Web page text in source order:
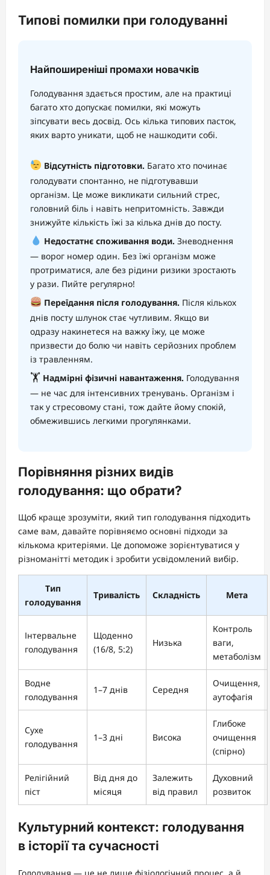
Типові помилки при голодуванні
Найпоширеніші промахи новачків
Голодування здається простим, але на практиці
багато хто допускає помилки, які можуть
зіпсувати весь досвід. Ось кілька типових пасток,
яких варто уникати, щоб не нашкодити собі.
Відсутність підготовки. Багато хто починає
голодувати спонтанно, не підготувавши
організм. Це може викликати сильний стрес,
головний біль і навіть непритомність. Завжди
знижуйте кількість їжі за кілька днів до посту.
Недостатнє споживання води. Зневоднення
— ворог номер один. Без їжі організм може
протриматися, але без рідини ризики зростають
у рази. Пийте регулярно!
Переїдання після голодування. Після кількох
днів посту шлунок стає чутливим. Якщо ви
одразу накинетеся на важку їжу, це може
призвести до болю чи навіть серйозних проблем
із травленням.
🏋️ Надмірні фізичні навантаження. Голодування
— не час для інтенсивних тренувань. Організм і
так у стресовому стані, тож дайте йому спокій,
обмежившись легкими прогулянками.
Порівняння різних видів
голодування: що обрати?
Щоб краще зрозуміти, який тип голодування підходить
саме вам, давайте порівняємо основні підходи за
кількома критеріями. Це допоможе зорієнтуватися у
різноманітті методик і зробити усвідомлений вибір.
Тип
голодування
Тривалість Складність Мета
Інтервальне
голодування
Щоденно
(16/8, 5:2)
Низька
Контроль
ваги,
метаболізм
Водне
голодування
1–7 днів Середня
Очищення,
аутофагія
Сухе
голодування
1–3 дні Висока
Глибоке
очищення
(спірно)
Релігійний
піст
Від дня до
місяця
Залежить
від правил
Духовний
розвиток
Культурний контекст: голодування
в історії та сучасності